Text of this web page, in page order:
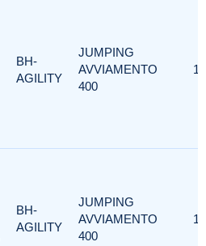
BH-
AGILITY
JUMPING
AVVIAMENTO
400
1
BH-
AGILITY
JUMPING
AVVIAMENTO
400
1